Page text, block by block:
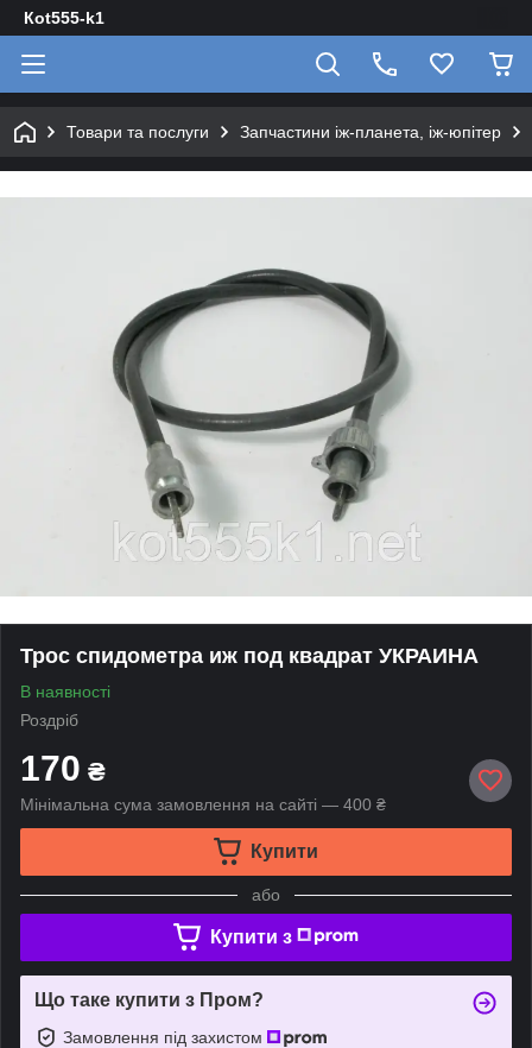
Кot555-k1
Товари та послуги Запчастини іж-планета, іж-юпітер
Трос спидометра иж под квадрат УКРАИНА
В наявності
Роздріб
170 ₴
Мінімальна сума замовлення на сайті — 400 ₴
Купити
або
Купити з
Що таке купити з Пром?
Замовлення під захистом